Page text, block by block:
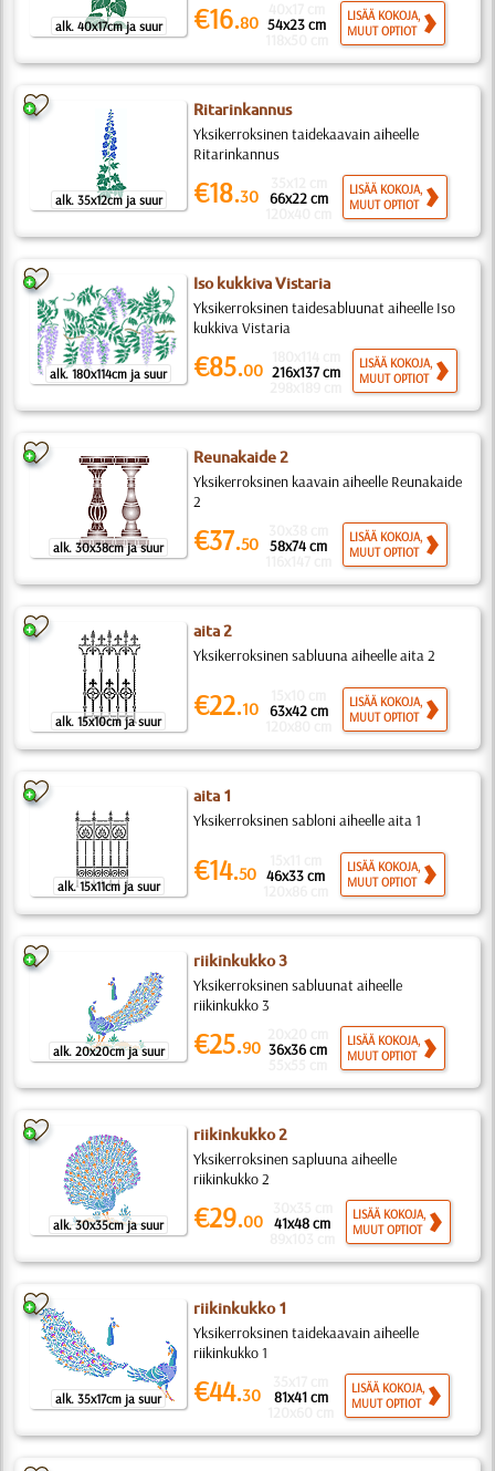
alk. 40x17cm ja suur €16.80 54x23 cm
LISÄÄ KOKOJA,
MUUT OPTIOT
alk. 35x12cm ja suur
Ritarinkannus
Yksikerroksinen taidekaavain aiheelle
Ritarinkannus
€18.30 66x22 cm
LISÄÄ KOKOJA,
MUUT OPTIOT
alk. 180x114cm ja suur
Iso kukkiva Vistaria
Yksikerroksinen taidesabluunat aiheelle Iso
kukkiva Vistaria
€85.00 216x137 cm
LISÄÄ KOKOJA,
MUUT OPTIOT
alk. 30x38cm ja suur
Reunakaide 2
Yksikerroksinen kaavain aiheelle Reunakaide
2
€37.50 58x74 cm
LISÄÄ KOKOJA,
MUUT OPTIOT
alk. 15x10cm ja suur
aita 2
Yksikerroksinen sabluuna aiheelle aita 2
€22.10 63x42 cm
LISÄÄ KOKOJA,
MUUT OPTIOT
alk. 15x11cm ja suur
aita 1
Yksikerroksinen sabloni aiheelle aita 1
€14.50 46x33 cm
LISÄÄ KOKOJA,
MUUT OPTIOT
alk. 20x20cm ja suur
riikinkukko 3
Yksikerroksinen sabluunat aiheelle
riikinkukko 3
€25.90 36x36 cm
LISÄÄ KOKOJA,
MUUT OPTIOT
alk. 30x35cm ja suur
riikinkukko 2
Yksikerroksinen sapluuna aiheelle
riikinkukko 2
€29.00 41x48 cm
LISÄÄ KOKOJA,
MUUT OPTIOT
alk. 35x17cm ja suur
riikinkukko 1
Yksikerroksinen taidekaavain aiheelle
riikinkukko 1
€44.30 81x41 cm
LISÄÄ KOKOJA,
MUUT OPTIOT